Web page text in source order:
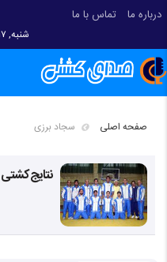
درباره ما تماس با ما
شنبه, ۱۷ مرداد , ۱۴۰۵
صفحه اصلی سجاد برزی
نتایج کشتی